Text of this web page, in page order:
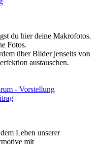
du hier deine Makrofotos.
Fotos.
über Bilder jenseits von
austauschen.
- Vorstellung
Leben unserer
mit